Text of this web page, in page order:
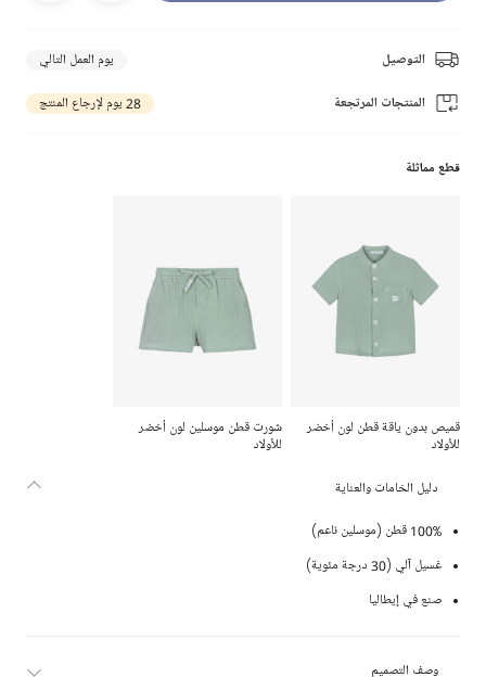
التوصيل يوم العمل التالي
المنتجات المرتجعة 28 يوم لإرجاع المنتج
قطع مماثلة
قميص بدون ياقة قطن لون أخضر
للأولاد
شورت قطن موسلين لون أخضر
للأولاد
دليل الخامات والعناية
100% قطن (موسلين ناعم)
غسيل آلي (30 درجة مئوية)
صنع في إيطاليا
وصف التصميم